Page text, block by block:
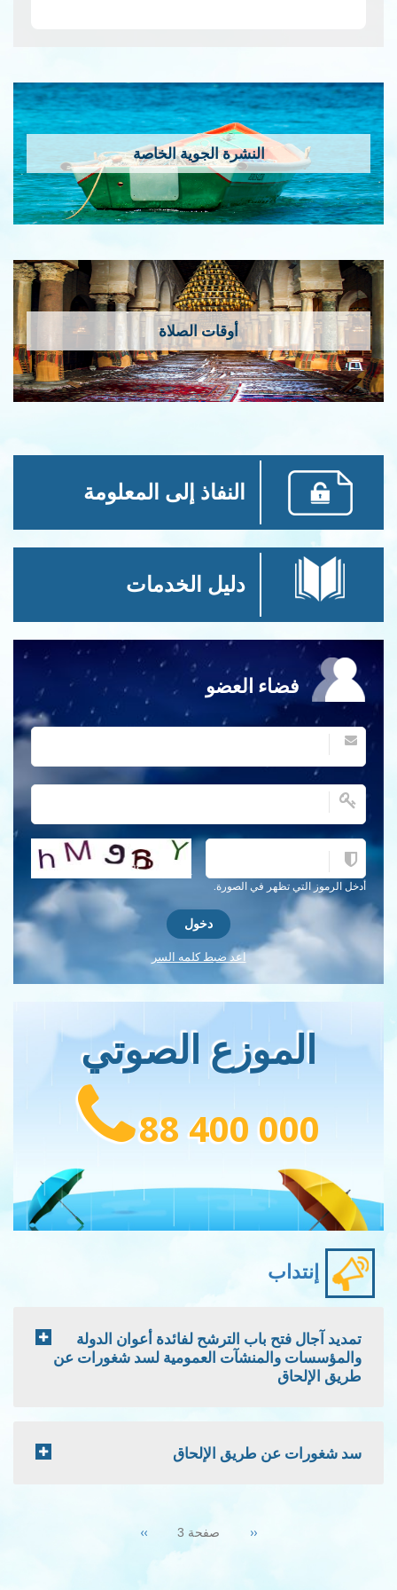
النشرة الجوية الخاصة
أوقات الصلاة
النفاذ إلى المعلومة
دليل الخدمات
فضاء العضو
أدخل الرموز التي تظهر في الصورة.
احصل على كلمة التحقق جديدة!
اعد ضبط كلمه السر
الموزع الصوتي
88 400 000
إنتداب
تمديد آجال فتح باب الترشح لفائدة أعوان الدولة
والمؤسسات والمنشآت العمومية لسد شغورات عن
طريق الإلحاق
سد شغورات عن طريق الإلحاق
Previous
‹‹ صفحة 3 Next
››